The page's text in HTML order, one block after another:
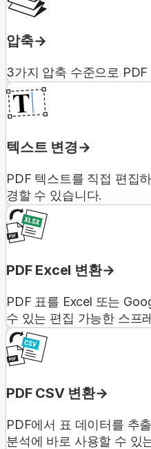
압축
3가지 압축 수준으로
텍스트 변경
PDF 텍스트를 직접 편집
경할 수 있습니다.
PDF Excel 변환
PDF 표를 Excel 또는
수 있는 편집 가능한 스프
PDF CSV 변환
PDF에서 표 데이터를 추
분석에 바로 사용할 수 있